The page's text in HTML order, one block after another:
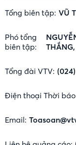
Tổng biên tập: VŨ
Phó tổng
biên tập:
Tổng đài VTV:
Điện thoại Thời báo
Email: